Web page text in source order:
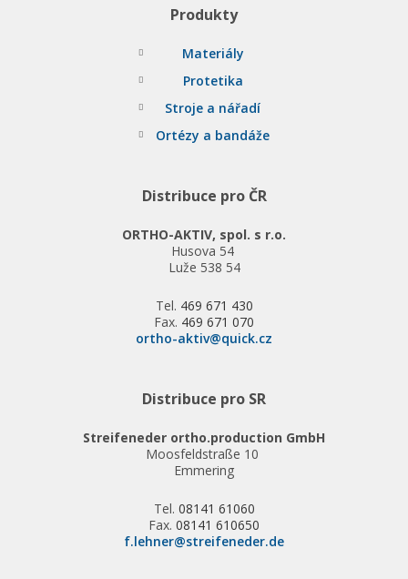
Produkty
Materiály
Protetika
Stroje a nářadí
Ortézy a bandáže
Distribuce pro ČR
ORTHO-AKTIV, spol. s r.o.
Husova 54
Luže 538 54
Tel. 469 671 430
Fax. 469 671 070
ortho-aktiv@quick.cz
Distribuce pro SR
Streifeneder ortho.production GmbH
Moosfeldstraße 10
Emmering
Tel. 08141 61060
Fax. 08141 610650
f.lehner@streifeneder.de